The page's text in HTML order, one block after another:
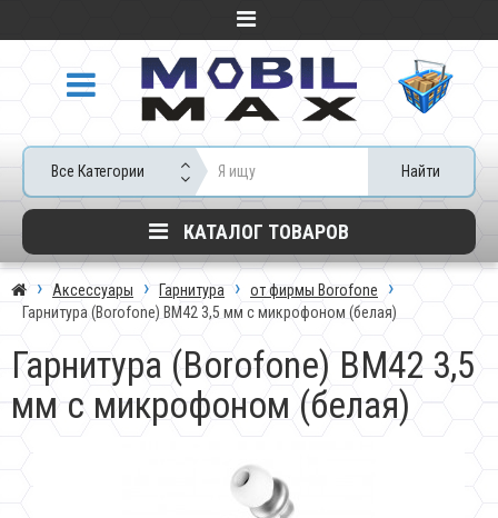
Все Категории Найти
КАТАЛОГ ТОВАРОВ
Аксессуары Гарнитура
от фирмы Borofone
Гарнитура (Borofone) BM42 3,5 мм с микрофоном (белая)
Гарнитура (Borofone) BM42 3,5
мм с микрофоном (белая)